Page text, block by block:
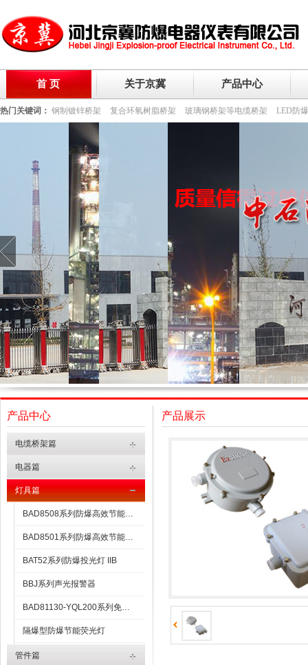
首 页 关于京冀 产品中心
热门关键词： 钢制镀锌桥架 复合环氧树脂桥架 玻璃钢桥架等电缆桥架 LED防
产品中心
电缆桥架篇
电器篇
灯具篇
BAD8508系列防爆高效节能LED灯
BAD8501系列防爆高效节能LED灯
BAT52系列防爆投光灯 IIB
BBJ系列声光报警器
BAD81130-YQL200系列免维护防爆灯
隔爆型防爆节能荧光灯
BAD62-系列防爆灯
管件篇
产品展示